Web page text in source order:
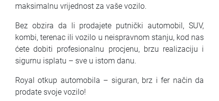
maksimalnu vrijednost za vaše vozilo.
Bez obzira da li prodajete putnički automobil, SUV,
kombi, terenac ili vozilo u neispravnom stanju, kod nas
ćete dobiti profesionalnu procjenu, brzu realizaciju i
sigurnu isplatu – sve u istom danu.
Royal otkup automobila – siguran, brz i fer način da
prodate svoje vozilo!